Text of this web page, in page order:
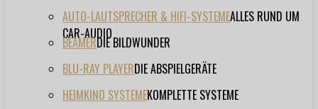
AUTO-LAUTSPRECHER & HIFI-SYSTEMEALLES RUND UM
CAR-AUDIO
BEAMERDIE BILDWUNDER
BLU-RAY PLAYERDIE ABSPIELGERÄTE
HEIMKINO SYSTEMEKOMPLETTE SYSTEME